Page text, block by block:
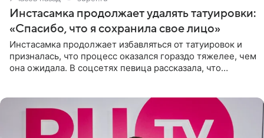
Инстасамка продолжает удалять татуировки:
«Спасибо, что я сохранила свое лицо»
Инстасамка продолжает избавляться от татуировок и
призналась, что процесс оказался гораздо тяжелее, чем
она ожидала. В соцсетях певица рассказала, что